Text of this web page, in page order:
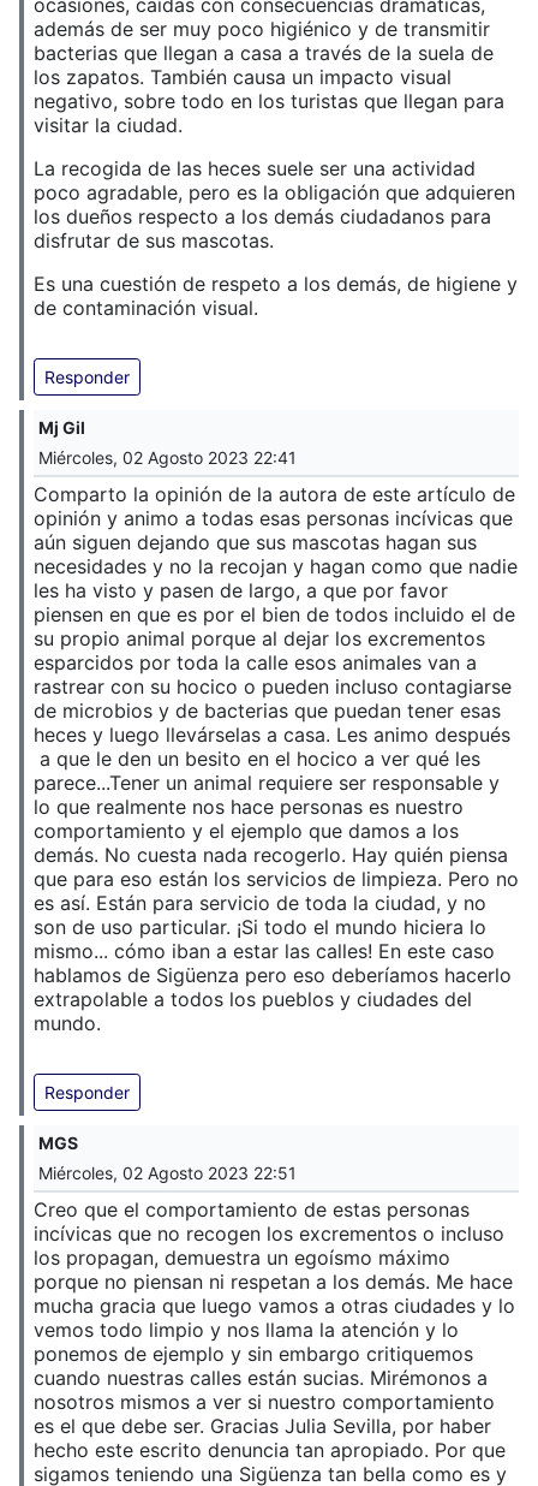
ocasiones, caídas con consecuencias dramáticas,
además de ser muy poco higiénico y de transmitir
bacterias que llegan a casa a través de la suela de
los zapatos. También causa un impacto visual
negativo, sobre todo en los turistas que llegan para
visitar la ciudad.
La recogida de las heces suele ser una actividad
poco agradable, pero es la obligación que adquieren
los dueños respecto a los demás ciudadanos para
disfrutar de sus mascotas.
Es una cuestión de respeto a los demás, de higiene y
de contaminación visual.
Responder
Mj Gil
Miércoles, 02 Agosto 2023 22:41
Comparto la opinión de la autora de este artículo de
opinión y animo a todas esas personas incívicas que
aún siguen dejando que sus mascotas hagan sus
necesidades y no la recojan y hagan como que nadie
les ha visto y pasen de largo, a que por favor
piensen en que es por el bien de todos incluido el de
su propio animal porque al dejar los excrementos
esparcidos por toda la calle esos animales van a
rastrear con su hocico o pueden incluso contagiarse
de microbios y de bacterias que puedan tener esas
heces y luego llevárselas a casa. Les animo después
a que le den un besito en el hocico a ver qué les
parece...Tener un animal requiere ser responsable y
lo que realmente nos hace personas es nuestro
comportamiento y el ejemplo que damos a los
demás. No cuesta nada recogerlo. Hay quién piensa
que para eso están los servicios de limpieza. Pero no
es así. Están para servicio de toda la ciudad, y no
son de uso particular. ¡Si todo el mundo hiciera lo
mismo... cómo iban a estar las calles! En este caso
hablamos de Sigüenza pero eso deberíamos hacerlo
extrapolable a todos los pueblos y ciudades del
mundo.
Responder
MGS
Miércoles, 02 Agosto 2023 22:51
Creo que el comportamiento de estas personas
incívicas que no recogen los excrementos o incluso
los propagan, demuestra un egoísmo máximo
porque no piensan ni respetan a los demás. Me hace
mucha gracia que luego vamos a otras ciudades y lo
vemos todo limpio y nos llama la atención y lo
ponemos de ejemplo y sin embargo critiquemos
cuando nuestras calles están sucias. Mirémonos a
nosotros mismos a ver si nuestro comportamiento
es el que debe ser. Gracias Julia Sevilla, por haber
hecho este escrito denuncia tan apropiado. Por que
sigamos teniendo una Sigüenza tan bella como es y